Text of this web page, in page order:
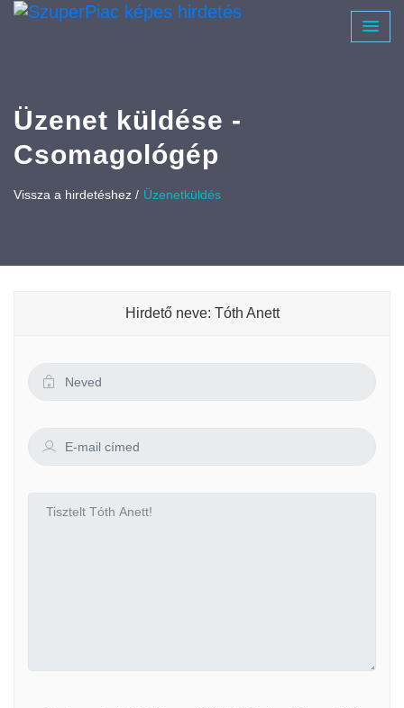
Üzenet küldése -
Csomagológép
Vissza a hirdetéshez / Üzenetküldés
Hirdető neve: Tóth Anett